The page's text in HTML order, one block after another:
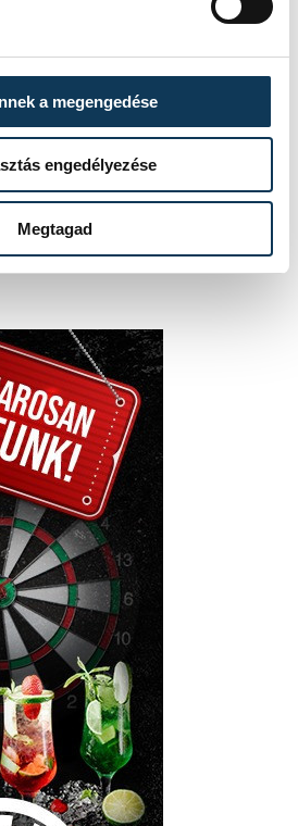
a megengedése
engedélyezése
Megtagad
FOTÓS
Attila